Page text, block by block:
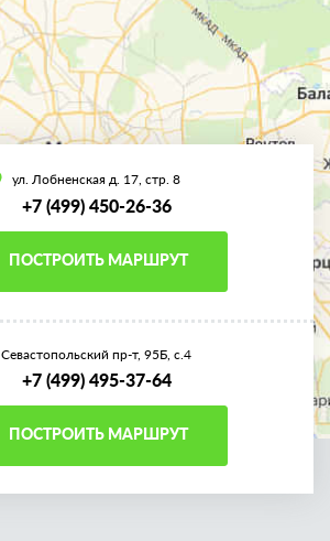
ул. Лобненская д. 17, стр. 8
+7 (499) 450-26-36
ПОСТРОИТЬ МАРШРУТ
Севастопольский пр-т, 95Б, с.4
+7 (499) 495-37-64
ПОСТРОИТЬ МАРШРУТ